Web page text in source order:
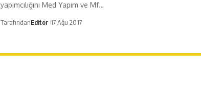
yapımcılığını Med Yapım ve Mf…
TarafındanEditör 17 Ağu 2017